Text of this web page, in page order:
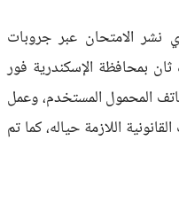
نشر الامتحان عبر جروبات
بمحافظة الإسكندرية فور
المحمول المستخدم، وعمل
اللازمة حياله، كما تم